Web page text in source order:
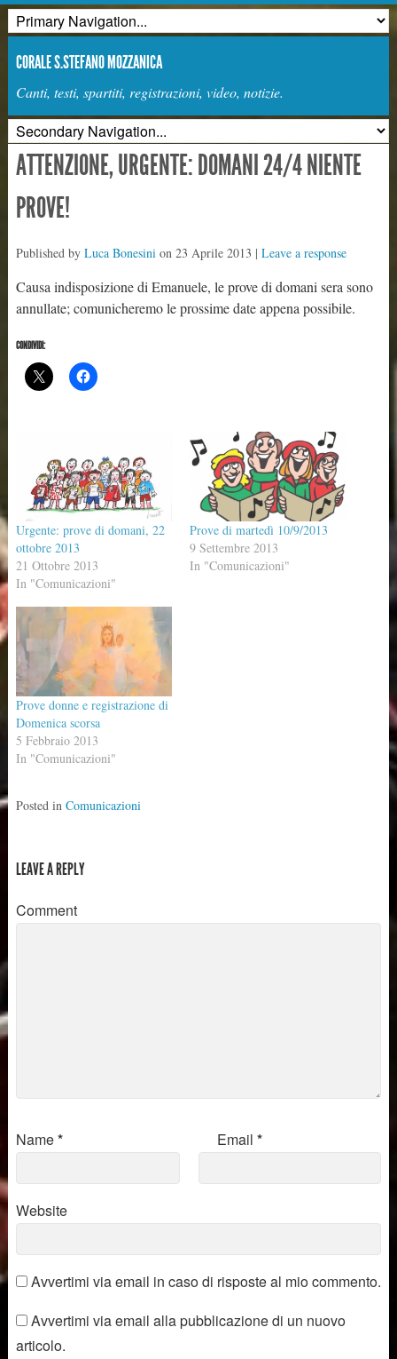
CORALE S.STEFANO MOZZANICA
Canti, testi, spartiti, registrazioni, video, notizie.
ATTENZIONE, URGENTE: DOMANI 24/4 NIENTE
PROVE!
Published by Luca Bonesinion 23 Aprile 2013 | Leave a response
Causa indisposizione di Emanuele, le prove di domani sera sono
annullate; comunicheremo le prossime date appena possibile.
CONDIVIDI:
Urgente: prove di domani, 22
ottobre 2013
21 Ottobre 2013
In "Comunicazioni"
Prove di martedì 10/9/2013
9 Settembre 2013
In "Comunicazioni"
Prove donne e registrazione di
Domenica scorsa
5 Febbraio 2013
In "Comunicazioni"
Posted in Comunicazioni
LEAVE A REPLY
Comment
Name* Email *
Website
Avvertimi via email in caso di risposte al mio commento.
Avvertimi via email alla pubblicazione di un nuovo
articolo.